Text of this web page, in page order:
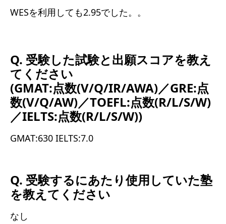
WESを利用しても2.95でした。。
Q. 受験した試験と出願スコアを教え
てください
(GMAT:点数(V/Q/IR/AWA)／GRE:点
数(V/Q/AW)／TOEFL:点数(R/L/S/W)
／IELTS:点数(R/L/S/W))
GMAT:630 IELTS:7.0
Q. 受験するにあたり使用していた塾
を教えてください
なし